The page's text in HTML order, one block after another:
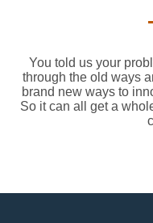
You told us your
through the old ways
brand new ways to
So it can all get a